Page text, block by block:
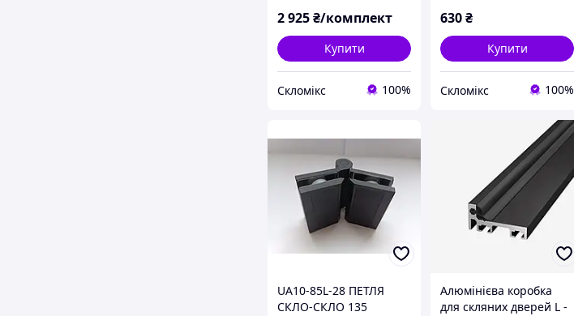
2 925₴/комплект
Купити
Скломікс 100%
630₴
Купити
Скломікс 100%
UA10-85L-28 ПЕТЛЯ
СКЛО-СКЛО 135
Алюмінієва коробка
для скляних дверей L -